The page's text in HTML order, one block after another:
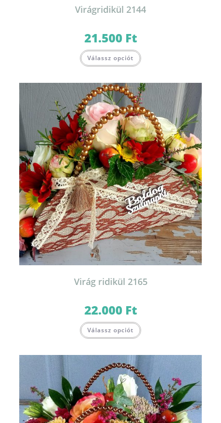
Virágridikül 2144
21.500 Ft
Válassz opciót
Virág ridikül 2165
22.000 Ft
Válassz opciót